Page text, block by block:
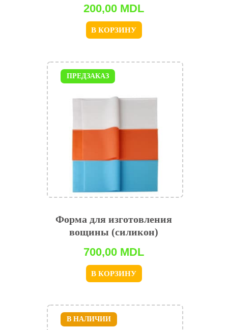
200,00 MDL
В КОРЗИНУ
Форма для изготовления
вощины (силикон)
700,00 MDL
В КОРЗИНУ
ПРЕДЗАКАЗ
В НАЛИЧИИ